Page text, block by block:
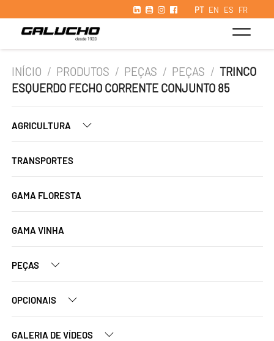
PT EN ES FR
INÍCIO / PRODUTOS / PEÇAS / PEÇAS / TRINCO
ESQUERDO FECHO CORRENTE CONJUNTO 85
AGRICULTURA
TRANSPORTES
GAMA FLORESTA
GAMA VINHA
PEÇAS
OPCIONAIS
GALERIA DE VÍDEOS